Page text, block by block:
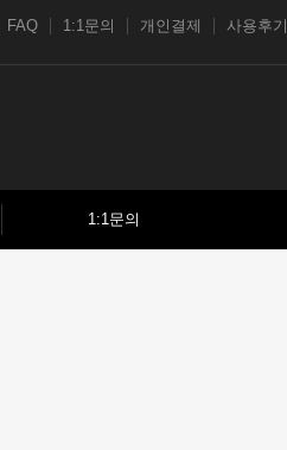
FAQ 1:1문의 개인결제 사용후기
1:1문의